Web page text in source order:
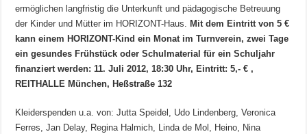
ermöglichen langfristig die Unterkunft und pädagogische Betreuung
der Kinder und Mütter im HORIZONT-Haus. Mit dem Eintritt von 5 €
kann einem HORIZONT-Kind ein Monat im Turnverein, zwei Tage
ein gesundes Frühstück oder Schulmaterial für ein Schuljahr
finanziert werden: 11. Juli 2012, 18:30 Uhr, Eintritt: 5,- € ,
REITHALLE München, Heßstraße 132
Kleiderspenden u.a. von: Jutta Speidel, Udo Lindenberg, Veronica
Ferres, Jan Delay, Regina Halmich, Linda de Mol, Heino, Nina